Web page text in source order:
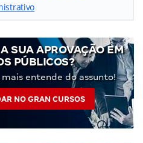
SUA APROVAÇÃO EM
PÚBLICOS?
entende do assunto!
NO GRAN CURSOS